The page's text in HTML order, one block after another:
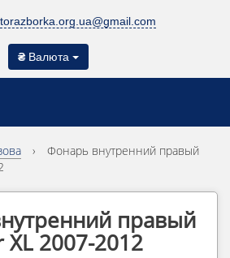
₴ Валюта
›
Фонарь внутренний правый
правый
2007-2012